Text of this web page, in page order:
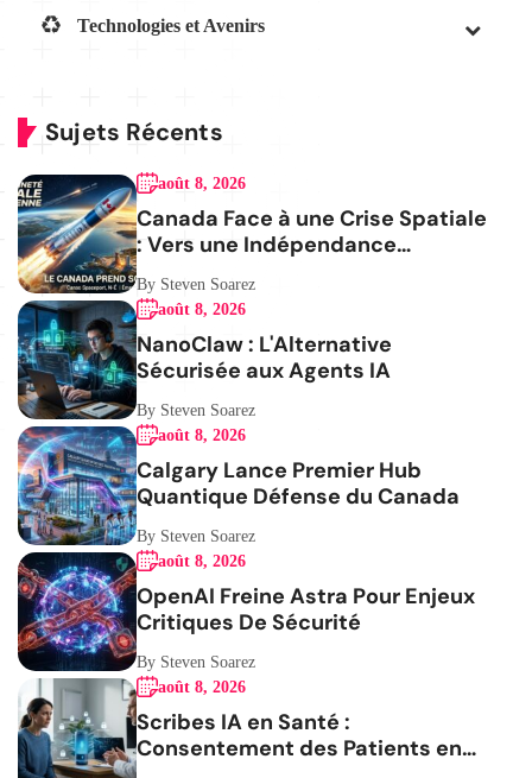
Technologies et Avenirs
Sujets Récents
août 8, 2026
Canada Face à une Crise Spatiale
: Vers une Indépendance
By Steven Soarez
août 8, 2026
NanoClaw : L'Alternative
Sécurisée aux Agents IA
By Steven Soarez
août 8, 2026
Calgary Lance Premier Hub
Quantique Défense du Canada
By Steven Soarez
août 8, 2026
OpenAI Freine Astra Pour Enjeux
Critiques De Sécurité
By Steven Soarez
août 8, 2026
Scribes IA en Santé :
Consentement des Patients en